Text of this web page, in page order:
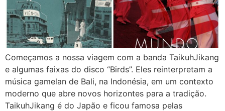
Começamos a nossa viagem com a banda TaikuhJikang
e algumas faixas do disco “Birds”. Eles reinterpretam a
música gamelan de Bali, na Indonésia, em um contexto
moderno que abre novos horizontes para a tradição.
TaikuhJikang é do Japão e ficou famosa pelas